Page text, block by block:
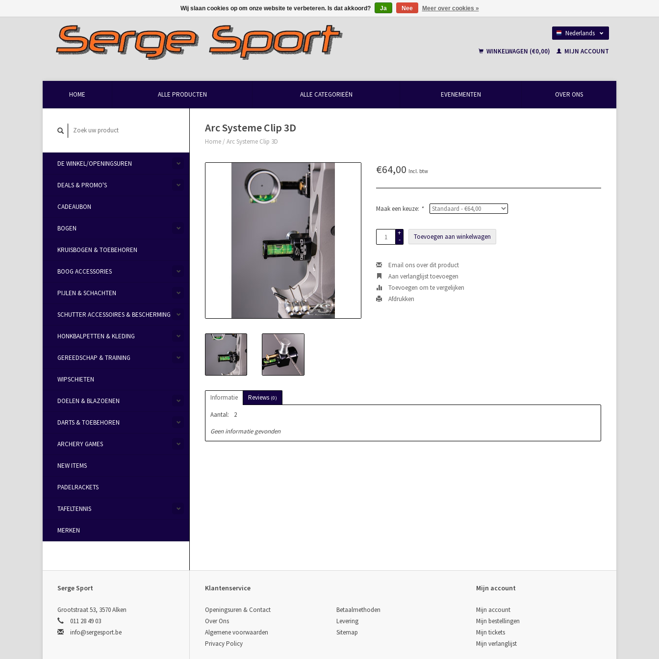
Nederlands
WINKELWAGEN (€0,00)
MIJN ACCOUNT
HOME ALLE PRODUCTEN ALLE CATEGORIEËN EVENEMENTEN OVER ONS
DE WINKEL/OPENINGSUREN
DEALS & PROMO'S
CADEAUBON
BOGEN
KRUISBOGEN & TOEBEHOREN
BOOG ACCESSORIES
PIJLEN & SCHACHTEN
SCHUTTER ACCESSOIRES & BESCHERMING
HONKBALPETTEN & KLEDING
GEREEDSCHAP & TRAINING
WIPSCHIETEN
DOELEN & BLAZOENEN
DARTS & TOEBEHOREN
ARCHERY GAMES
NEW ITEMS
PADELRACKETS
TAFELTENNIS
MERKEN
Arc Systeme Clip 3D
Home / Arc Systeme Clip 3D
€64,00 Incl. btw
Maak een keuze: *
+
-
Toevoegen aan winkelwagen
Email ons over dit product
Aan verlanglijst toevoegen
Toevoegen om te vergelijken
Afdrukken
Informatie Reviews (0)
Aantal:
2
Geen informatie gevonden
Serge Sport
Grootstraat 53, 3570 Alken
011 28 49 03
info@sergesport.be
Klantenservice
Openingsuren & Contact
Over Ons
Algemene voorwaarden
Privacy Policy
Betaalmethoden
Levering
Sitemap
Mijn account
Mijn account
Mijn bestellingen
Mijn tickets
Mijn verlanglijst
Wij slaan cookies op om onze website te verbeteren. Is dat akkoord? Ja Nee Meer over cookies »